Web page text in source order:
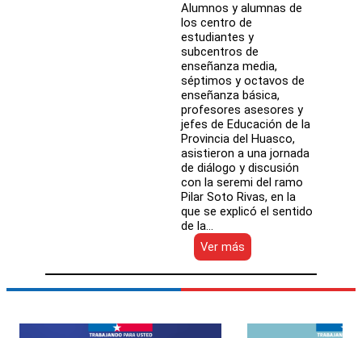
Alumnos y alumnas de
los centro de
estudiantes y
subcentros de
enseñanza media,
séptimos y octavos de
enseñanza básica,
profesores asesores y
jefes de Educación de la
Provincia del Huasco,
asistieron a una jornada
de diálogo y discusión
con la seremi del ramo
Pilar Soto Rivas, en la
que se explicó el sentido
de la…
Ver más
Seremi
de
Educación